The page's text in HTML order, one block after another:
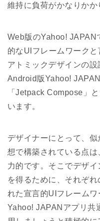
維持に負荷がかなりかか
Web版のYahoo! JAPAN
的なUIフレームワーク
アトミックデザインの設
Android版Yahoo!
「Jetpack Compose」
います。
デザイナーにとって、
想で構築されている点
力的です。そこでデザ
を得るために、それぞ
れた宣言的UIフレーム
Yahoo! JAPANアプリ共